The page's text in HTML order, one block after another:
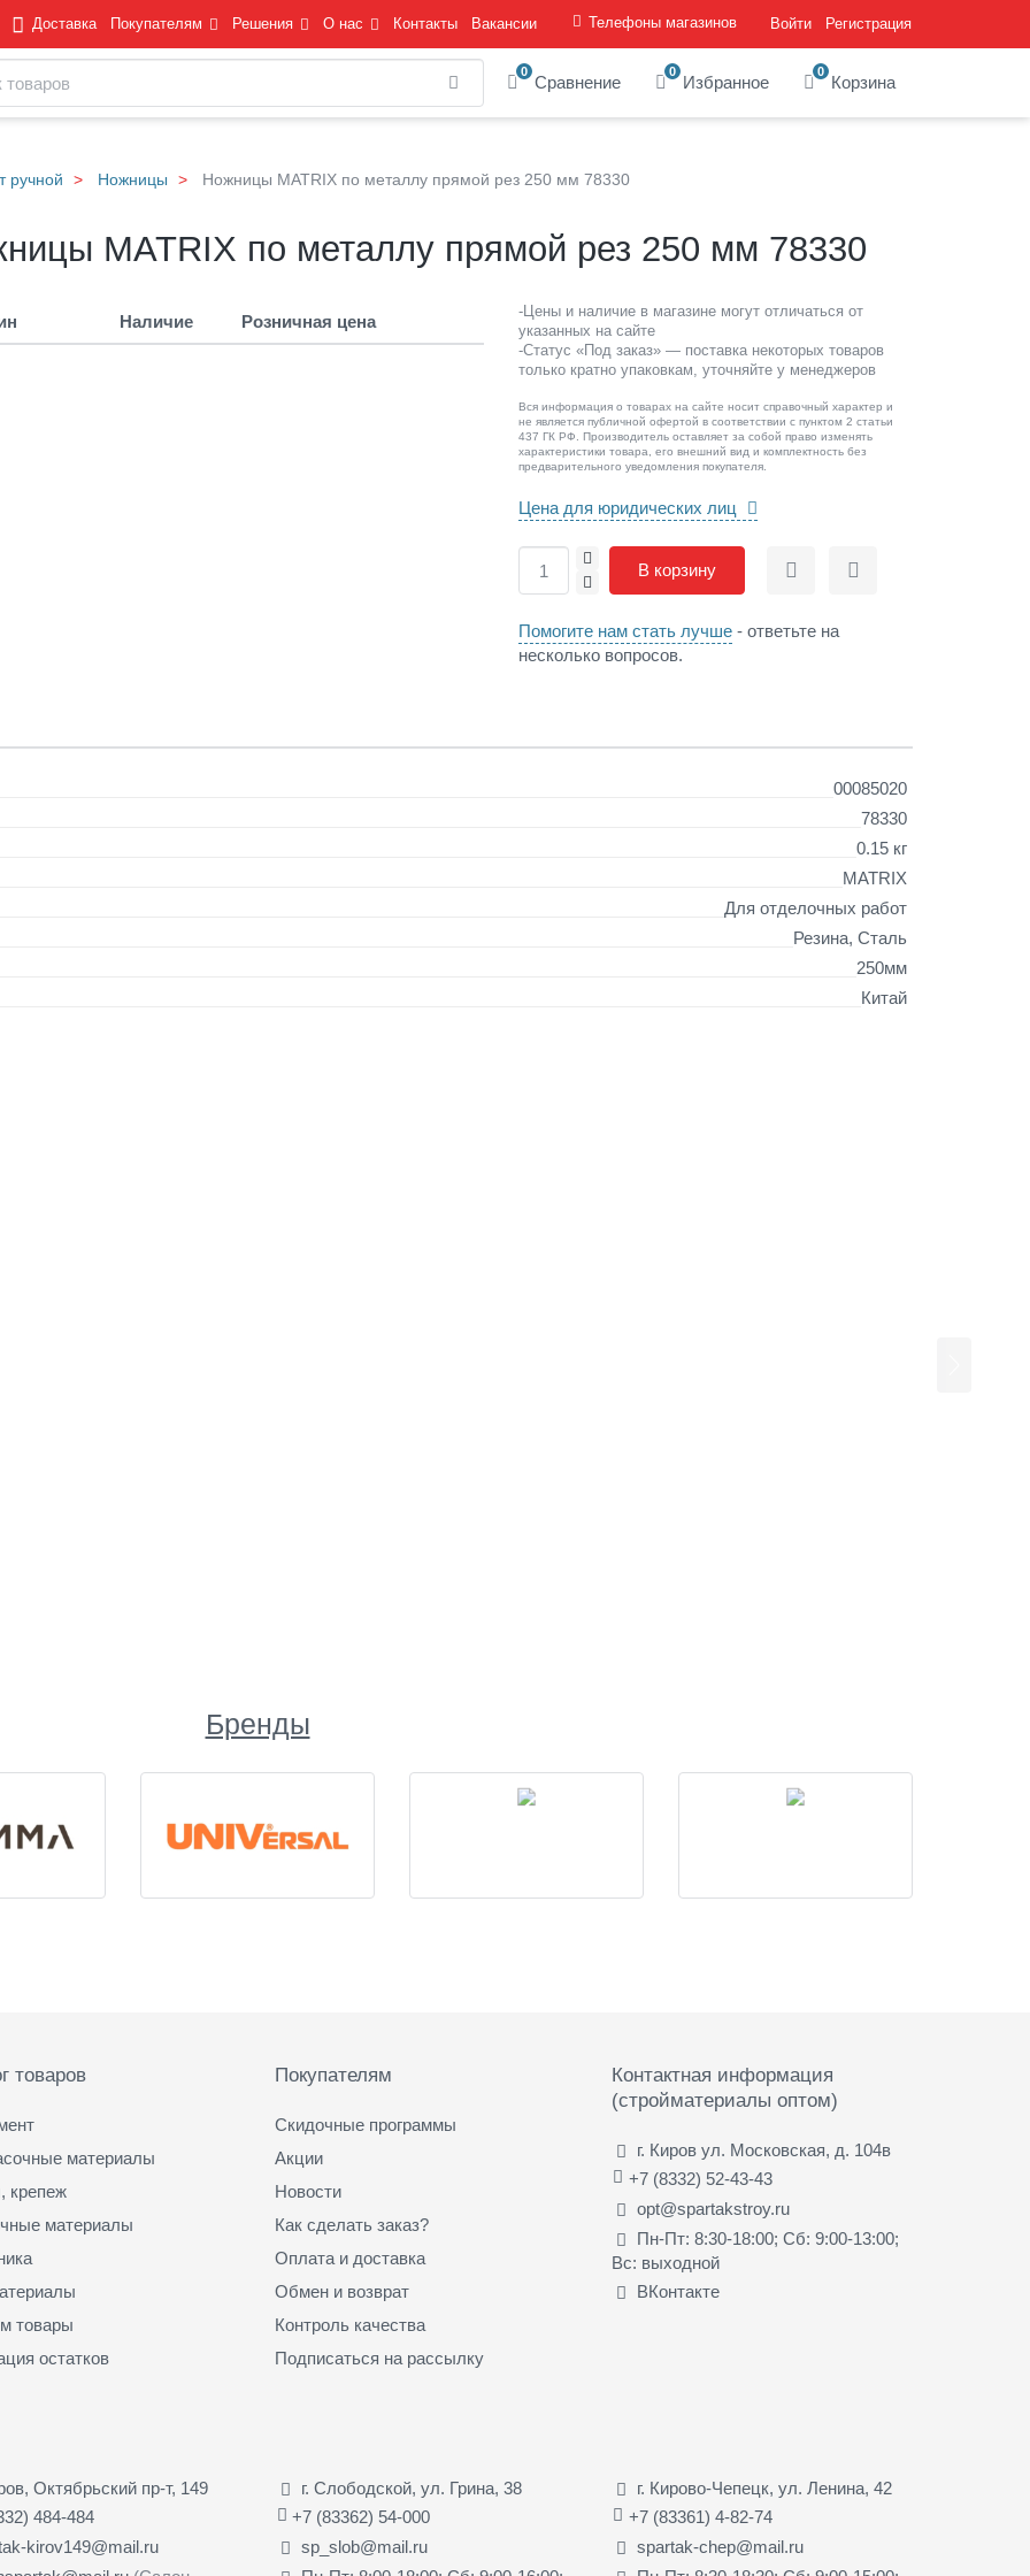
Доставка Покупателям Решения О нас Контакты Вакансии Телефоны магазинов Войти Регистрация
Найти 0
Сравнение
0
Избранное
0
Корзина
ручной Ножницы Ножницы МАТRIХ по металлу прямой рез 250 мм 78330
МАТRIХ по металлу прямой рез 250 мм 78330
Наличие Розничная цена
-Цены и наличие в магазине могут отличаться от
указанных на сайте
-Статус «Под заказ» — поставка некоторых товаров
только кратно упаковкам, уточняйте у менеджеров
Вся информация о товарах на сайте носит справочный характер и
не является публичной офертой в соответствии с пунктом 2 статьи
437 ГК РФ. Производитель оставляет за собой право изменять
характеристики товара, его внешний вид и комплектность без
предварительного уведомления покупателя.
Цена для юридических лиц
-
+
В корзину
СравнитьОтложить
Помогите нам стать лучше - ответьте на
несколько вопросов.
00085020
78330
0.15 кг
MATRIX
Для отделочных работ
Резина, Сталь
250мм
Китай
Бренды
товаров
материалы
крепеж
материалы
товары
остатков
Покупателям
Скидочные программы
Акции
Новости
Как сделать заказ?
Оплата и доставка
Обмен и возврат
Контроль качества
Подписаться на рассылку
Контактная информация
(стройматериалы оптом)
г. Киров ул. Московская, д. 104в
+7 (8332) 52-43-43
opt@spartakstroy.ru
Пн-Пт: 8:30-18:00; Сб: 9:00-13:00;
Вс: выходной
ВКонтакте
Октябрьский пр-т, 149
484-484
kirov149@mail.ru
г. Слободской, ул. Грина, 38
+7 (83362) 54-000
sp_slob@mail.ru
г. Кирово-Чепецк, ул. Ленина, 42
+7 (83361) 4-82-74
spartak-chep@mail.ru